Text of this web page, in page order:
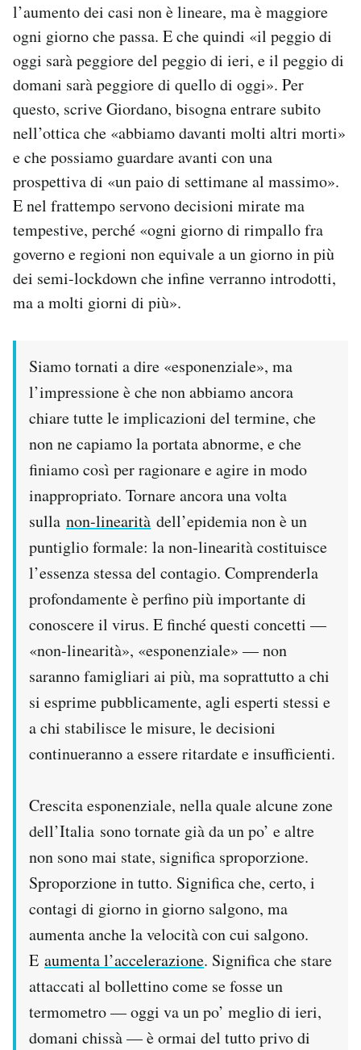
Newsletter
Notifiche mobile
Regala il Post
Hai bisogno di aiuto?
Esci
l’aumento dei casi non è lineare, ma è maggiore
ogni giorno che passa. E che quindi «il peggio di
oggi sarà peggiore del peggio di ieri, e il peggio di
domani sarà peggiore di quello di oggi». Per
questo, scrive Giordano, bisogna entrare subito
nell’ottica che «abbiamo davanti molti altri morti»
e che possiamo guardare avanti con una
prospettiva di «un paio di settimane al massimo».
E nel frattempo servono decisioni mirate ma
tempestive, perché «ogni giorno di rimpallo fra
governo e regioni non equivale a un giorno in più
dei semi-lockdown che infine verranno introdotti,
ma a molti giorni di più».
Siamo tornati a dire «esponenziale», ma
l’impressione è che non abbiamo ancora
chiare tutte le implicazioni del termine, che
non ne capiamo la portata abnorme, e che
finiamo così per ragionare e agire in modo
inappropriato. Tornare ancora una volta
sulla non-linearità dell’epidemia non è un
puntiglio formale: la non-linearità costituisce
l’essenza stessa del contagio. Comprenderla
profondamente è perfino più importante di
conoscere il virus. E finché questi concetti —
«non-linearità», «esponenziale» — non
saranno famigliari ai più, ma soprattutto a chi
si esprime pubblicamente, agli esperti stessi e
a chi stabilisce le misure, le decisioni
continueranno a essere ritardate e insufficienti.
Crescita esponenziale, nella quale alcune zone
dell’Italia sono tornate già da un po’ e altre
non sono mai state, significa sproporzione.
Sproporzione in tutto. Significa che, certo, i
contagi di giorno in giorno salgono, ma
aumenta anche la velocità con cui salgono.
E aumenta l’accelerazione. Significa che stare
attaccati al bollettino come se fosse un
termometro — oggi va un po’ meglio di ieri,
domani chissà — è ormai del tutto privo di